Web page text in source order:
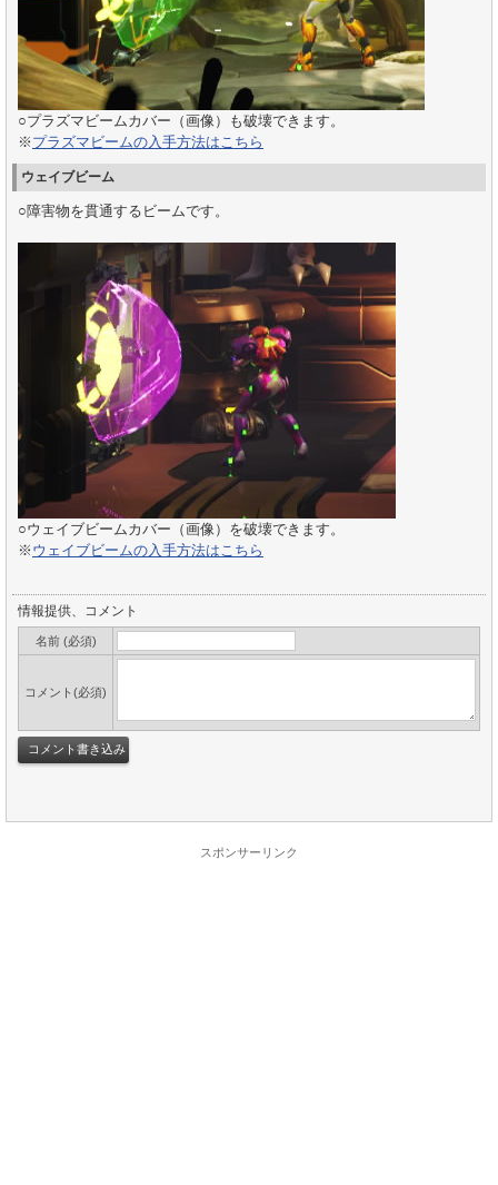
○プラズマビームカバー（画像）も破壊できます。
※ プラズマビームの入手方法はこちら
ウェイブビーム
○障害物を貫通するビームです。
○ウェイブビームカバー（画像）を破壊できます。
※ ウェイブビームの入手方法はこちら
情報提供、コメント
名前 (必須)
コメント(必須)
スポンサーリンク